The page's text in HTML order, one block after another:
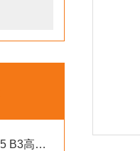
Mini Motor电机MC 320P2T 15 B3高精度控制